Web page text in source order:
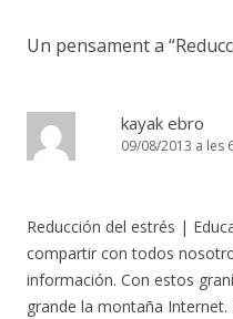
Un pensament a “
kayak ebro
09/08/2013 a les
Reducción del estrés |
compartir con todos
información. Con estos
grande la montaña